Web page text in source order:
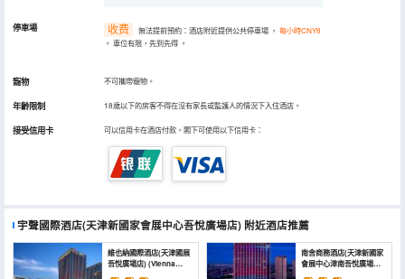
停車場 收费 無法提前預約：酒店附近提供公共停車場 ， 每小時CNY8
。 車位有限，先到先得 。
寵物 不可攜帶寵物。
年齡限制 18歲以下的房客不得在沒有家長或監護人的情況下入住酒店。
接受信用卡 可以信用卡在酒店付款，閣下可使用以下信用卡：
宇聲國際酒店(天津新國家會展中心吾悅廣場店) 附近酒店推薦
維也納國際酒店(天津國展
吾悅廣場店) (Vienna
南舍商務酒店(天津新國家
會展中心津南吾悅廣場店)